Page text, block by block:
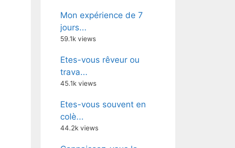
Mon expérience de 7
jours...
59.1k views
Etes-vous rêveur ou
trava...
45.1k views
Etes-vous souvent en
colè...
44.2k views